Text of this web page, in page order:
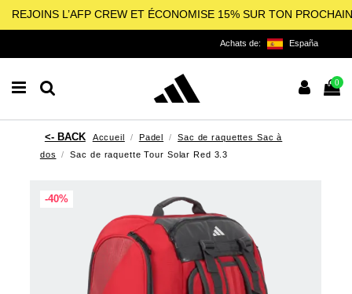
REJOINS L’AFP CREW ET ÉCONOMISE 15% SUR TON
Achats de: España
0
Accueil Padel
Sac de raquettes Sac à
dos
Sac de raquette Tour Solar Red 3.3
-40%